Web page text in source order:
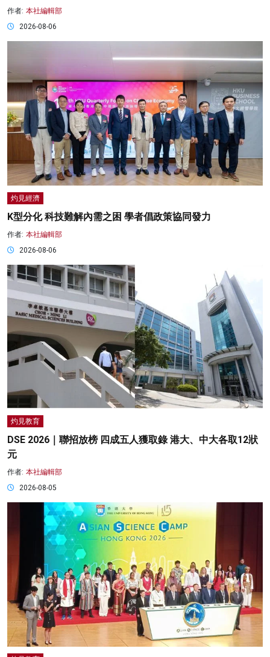
作者: 本社編輯部
2026-08-06
灼見經濟
K型分化 科技難解內需之困 學者倡政策協同發力
作者: 本社編輯部
2026-08-06
灼見教育
DSE 2026｜聯招放榜 四成五人獲取錄 港大、中大各取12狀
元
作者: 本社編輯部
2026-08-05